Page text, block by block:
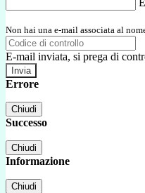
Non hai una e-mail associata al
E-mail inviata, si prega di
Errore
Chiudi
Successo
Chiudi
Informazione
Chiudi